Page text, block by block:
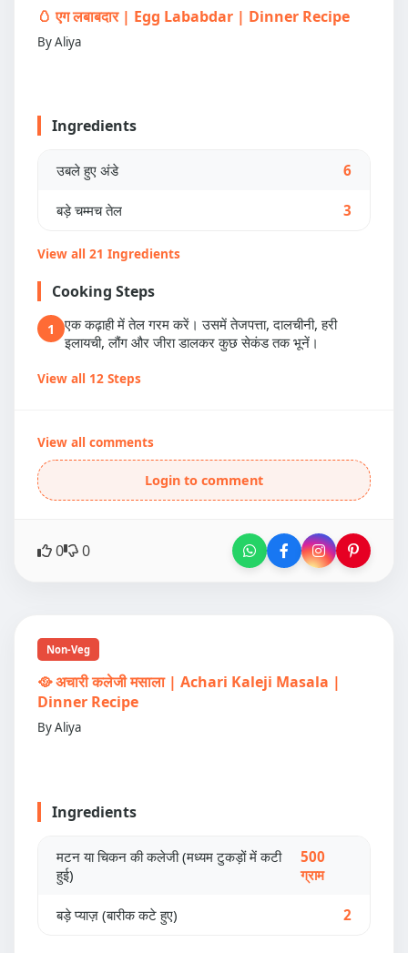
🥚 एग लबाबदार | Egg Lababdar | Dinner Recipe
By Aliya
Ingredients
उबले हुए अंडे 6
बड़े चम्मच तेल 3
View all 21 Ingredients
Cooking Steps
1
एक कढ़ाही में तेल गरम करें। उसमें तेजपत्ता, दालचीनी, हरी
इलायची, लौंग और जीरा डालकर कुछ सेकंड तक भूनें।
View all 12 Steps
View all comments
Login to comment
0 0
Non-Veg
🥘 अचारी कलेजी मसाला | Achari Kaleji Masala |
Dinner Recipe
By Aliya
Ingredients
मटन या चिकन की कलेजी (मध्यम टुकड़ों में कटी
हुई)
500
ग्राम
बड़े प्याज़ (बारीक कटे हुए) 2